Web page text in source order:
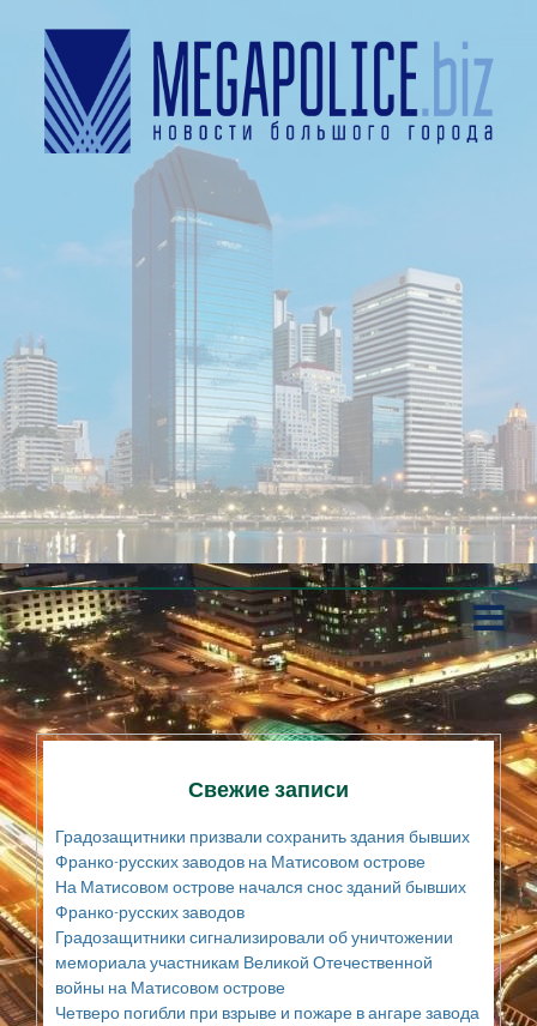
П
е
р
е
й
т
и
с
д
е
р
а
н
и
ю
Свежие записи
Градозащитники призвали сохранить здания бывших
Франко-русских заводов на Матисовом острове
На Матисовом острове начался снос зданий бывших
Франко-русских заводов
Градозащитники сигнализировали об уничтожении
мемориала участникам Великой Отечественной
войны на Матисовом острове
Четверо погибли при взрыве и пожаре в ангаре завода